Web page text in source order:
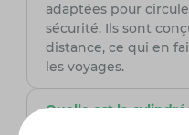
adaptées pour
sécurité. Ils sont
distance, ce qui en
les voyages.
Quelle est la